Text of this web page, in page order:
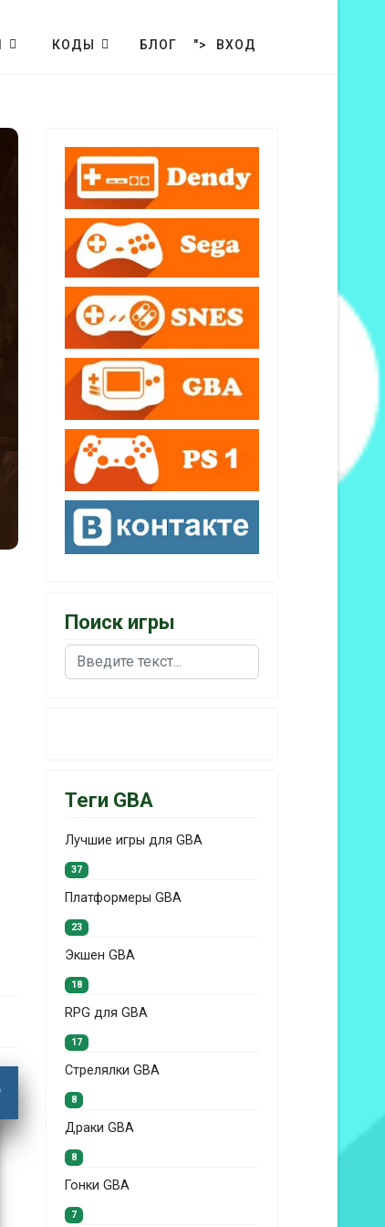
КОДЫ БЛОГ "> ВХОД
Поиск игры
Поиск
Теги GBA
Лучшие игры для GBA
37
Платформеры GBA
23
Экшен GBA
18
RPG для GBA
17
Стрелялки GBA
8
Драки GBA
8
Гонки GBA
7